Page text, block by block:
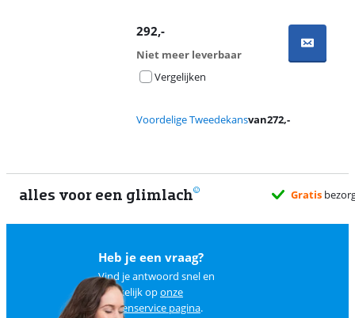
292,-
Niet meer leverbaar
Vergelijken
Voordelige Tweedekansvan272,-
alles voor een glimlach Gratis
Heb je een vraag?
Vind je antwoord snel en
makkelijk oponze
klantenservice pagina.